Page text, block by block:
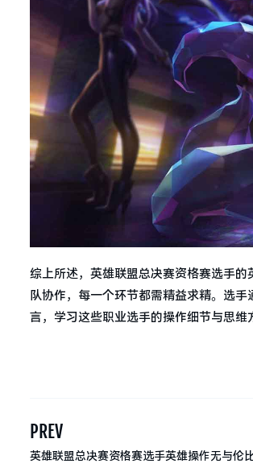
综上所述，英雄联盟总决赛资格赛选手
队协作，每一个环节都需精益求精。选
言，学习这些职业选手的操作细节与思维
PREV
英雄联盟总决赛资格赛选手英雄操作无与伦